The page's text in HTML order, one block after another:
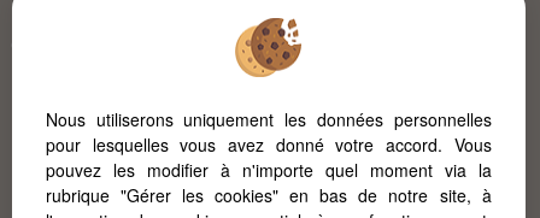
Bouliac (33270)
Carignan De Bordeaux (33360)
Le Cap Ferret (33950)
Pont L'abbe D'arnoult (17250)
Meze (34140)
L'immobilier à Poitiers
Nous utiliserons uniquement les données personnelles
pour lesquelles vous avez donné votre accord. Vous
pouvez les modifier à n'importe quel moment via la
rubrique "Gérer les cookies" en bas de notre site, à